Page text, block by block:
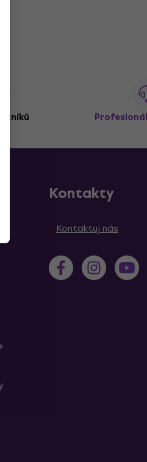
Kontakty
Kontaktuj nás